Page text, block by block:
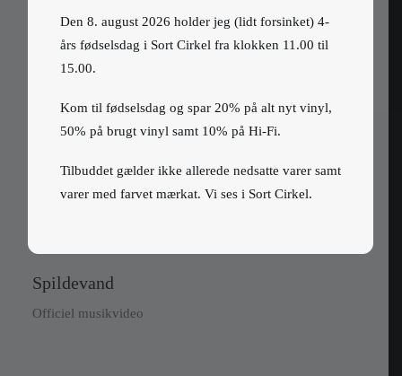
Officiel musikvideo
Spildevand
Officiel musikvideo
Den 8. august 2026 holder jeg (lidt forsinket) 4-
års fødselsdag i Sort Cirkel fra klokken 11.00 til
15.00.
Kom til fødselsdag og spar 20% på alt nyt vinyl,
50% på brugt vinyl samt 10% på Hi-Fi.
Tilbuddet gælder ikke allerede nedsatte varer samt
varer med farvet mærkat. Vi ses i Sort Cirkel.